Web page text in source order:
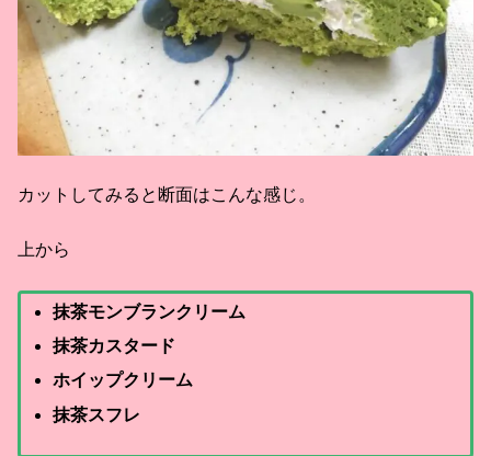
カットしてみると断面はこんな感じ。
上から
抹茶モンブランクリーム
抹茶カスタード
ホイップクリーム
抹茶スフレ